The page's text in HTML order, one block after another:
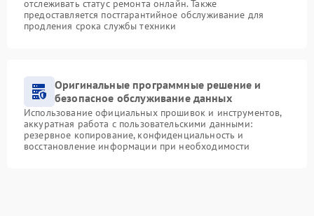
отслеживать статус ремонта онлайн. Также
предоставляется постгарантийное обслуживание для
продления срока службы техники
Оригинальные программные решение и
безопасное обслуживание данных
Использование официальных прошивок и инструментов,
аккуратная работа с пользовательскими данными:
резервное копирование, конфиденциальность и
восстановление информации при необходимости